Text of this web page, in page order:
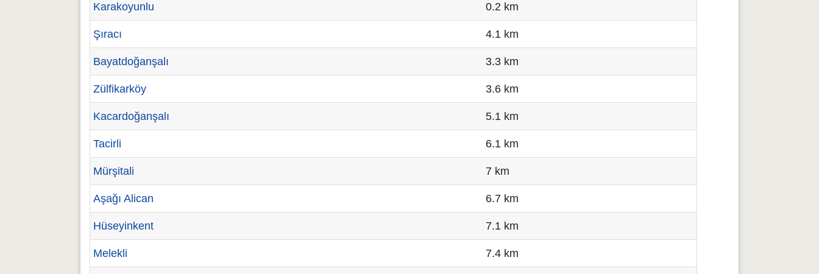
Karakoyunlu 0.2 km
Şıracı 4.1 km
Bayatdoğanşalı 3.3 km
Zülfikarköy 3.6 km
Kacardoğanşalı 5.1 km
Tacirli 6.1 km
Mürşitali 7 km
Aşağı Alican 6.7 km
Hüseyinkent 7.1 km
Melekli 7.4 km